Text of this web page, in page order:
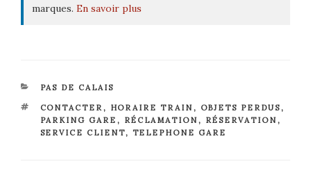
marques. En savoir plus
CATÉGORIES
PAS DE CALAIS
ÉTIQUETTES
CONTACTER, HORAIRE TRAIN , OBJETS PERDUS,
PARKING GARE , RÉCLAMATION , RÉSERVATION ,
SERVICE CLIENT, TELEPHONE GARE